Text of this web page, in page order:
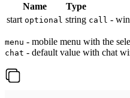
Name Type
start optional string call -
menu - mobile menu with the
chat - default value with chat